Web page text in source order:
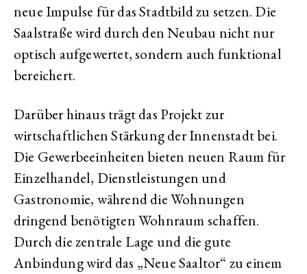
neue Impulse für das Stadtbild zu setzen. Die
Saalstraße wird durch den Neubau nicht nur
optisch aufgewertet, sondern auch funktional
bereichert.
Darüber hinaus trägt das Projekt zur
wirtschaftlichen Stärkung der Innenstadt bei.
Die Gewerbeeinheiten bieten neuen Raum für
Einzelhandel, Dienstleistungen und
Gastronomie, während die Wohnungen
dringend benötigten Wohnraum schaffen.
Durch die zentrale Lage und die gute
Anbindung wird das „Neue Saaltor“ zu einem